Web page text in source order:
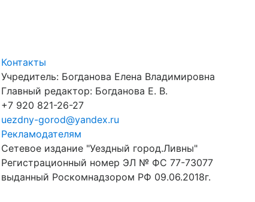
Контакты
Учредитель: Богданова Елена Владимировна
Главный редактор: Богданова Е. В.
+7 920 821-26-27
uezdny-gorod@yandex.ru
Рекламодателям
Сетевое издание "Уездный город.Ливны"
Регистрационный номер ЭЛ № ФС 77-73077
выданный Роскомнадзором РФ 09.06.2018г.